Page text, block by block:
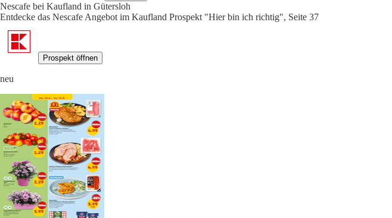
Nescafe bei Kaufland in Gütersloh
Entdecke das Nescafe Angebot im Kaufland Prospekt "Hier bin ich richtig", Seite 37
Prospekt öffnen
neu